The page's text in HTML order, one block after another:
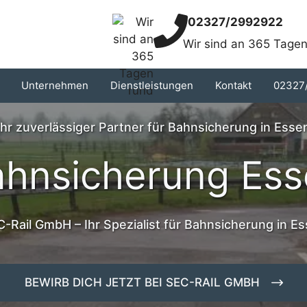
02327/2992922
Wir sind an 365
Unternehmen Dienstleistungen Kontakt
zuverlässiger Partner für Bahnsicherung in
Rail GmbH – Ihr Spezialist für Bahnsicherung in
BEWIRB DICH JETZT BEI SEC-RAIL GMBH